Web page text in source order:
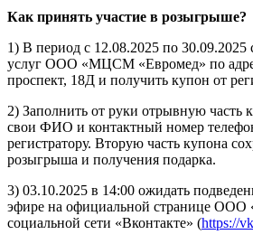
Как принять участие в розыгрыше?
1) В период с 12.08.2025 по 30.09.2025
услуг ООО «МЦСМ «Евромед» по
проспект, 18Д и получить купон от
2) Заполнить от руки отрывную часть
свои ФИО и контактный номер
регистратору. Вторую часть купона
розыгрыша и получения подарка.
3) 03.10.2025 в 14:00 ожидать
эфире на официальной странице
социальной сети «Вконтакте» (https://